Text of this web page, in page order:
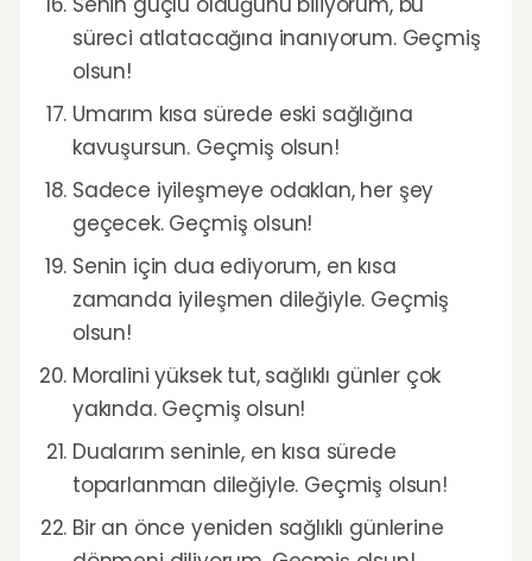
süreci atlatacağına inanıyorum. Geçmiş
olsun!
Umarım kısa sürede eski sağlığına
kavuşursun. Geçmiş olsun!
Sadece iyileşmeye odaklan, her şey
geçecek. Geçmiş olsun!
Senin için dua ediyorum, en kısa
zamanda iyileşmen dileğiyle. Geçmiş
olsun!
Moralini yüksek tut, sağlıklı günler çok
yakında. Geçmiş olsun!
Dualarım seninle, en kısa sürede
toparlanman dileğiyle. Geçmiş olsun!
Bir an önce yeniden sağlıklı günlerine